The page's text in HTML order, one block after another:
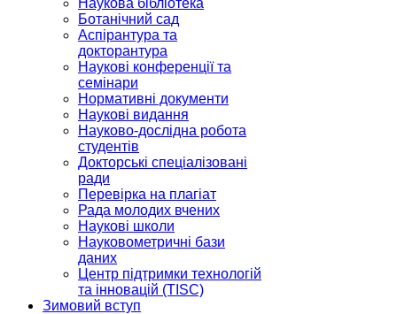
Наукова бібліотека
Ботанічний сад
Аспірантура та
докторантура
Наукові конференції та
семінари
Нормативні документи
Наукові видання
Науково-дослідна робота
студентів
Докторські спеціалізовані
ради
Перевірка на плагіат
Рада молодих вчених
Наукові школи
Науковометричні бази
даних
Центр підтримки технологій
та інновацій (TISC)
Зимовий вступ